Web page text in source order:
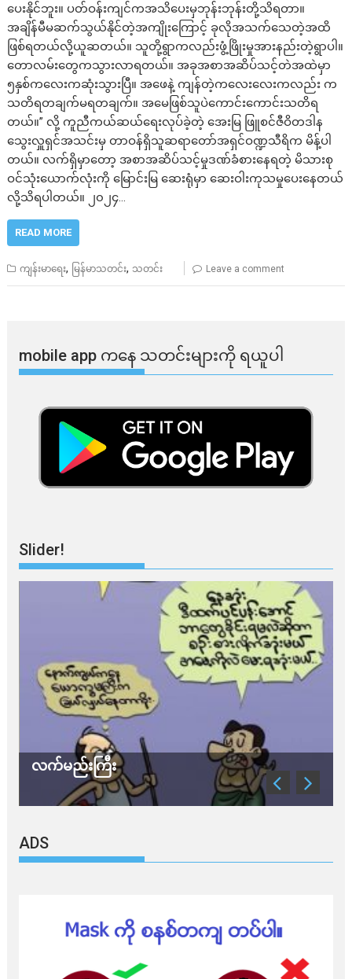
ပေးနိုင်ဘူး။ ပတ်ဝန်းကျင်ကအသိပေးမှဘုန်းဘုန်းတို့သိရတာ။
အချိန်မီမဆက်သွယ်နိုင်တဲ့အကျိုးကြောင့် ခုလိုအသက်သေတဲ့အထိ
ဖြစ်ရတယ်လို့ယူဆတယ်။ သူတို့ရွာကလည်းဖွံ့ဖြိုးမှုအားနည်းတဲ့ရွာပါ။
တောလမ်းတွေကသွားလာရတယ်။ အခုအစာအဆိပ်သင့်တဲအထဲမှာ
၅နှစ်ကလေးကဆုံးသွားပြီ။ အဖေနဲ့ ကျန်တဲ့ကလေးလေးကလည်း က
သတိရတချက်မရတချက်။ အမေဖြစ်သူပဲကောင်းကောင်းသတိရ
တယ်။” လို့ ကူညီကယ်ဆယ်ရေးလုပ်ခဲ့တဲ့ အေးမြ ​ဖြူစင်ဇီဝိတဒါန
သွေးလှူရှင်အသင်းမှ တာဝန်ရှိသူဆရာတော်အရှင်ဝဏ္ဍသီရိက မိန့်ပါ
တယ်။ လက်ရှိမှာတော့ အစာအဆိပ်သင့်မှုဒဏ်ခံစားနေရတဲ့ မိသားစု
ဝင်သုံးယောက်လုံးကို မြောင်းမြ ဆေးရုံမှာ ဆေးဝါးကုသမှုပေးနေတယ်
လို့သိရပါတယ်။ ၂၀၂၄…
READ MORE
ကျန်းမာရေး, မြန်မာသတင်း, သတင်း Leave a comment
mobile app ​​ကနေ ​​သတင်းများကို ရယူပါ
Slider!
သတိ အိုမီခရွန်တဲ့
ADS